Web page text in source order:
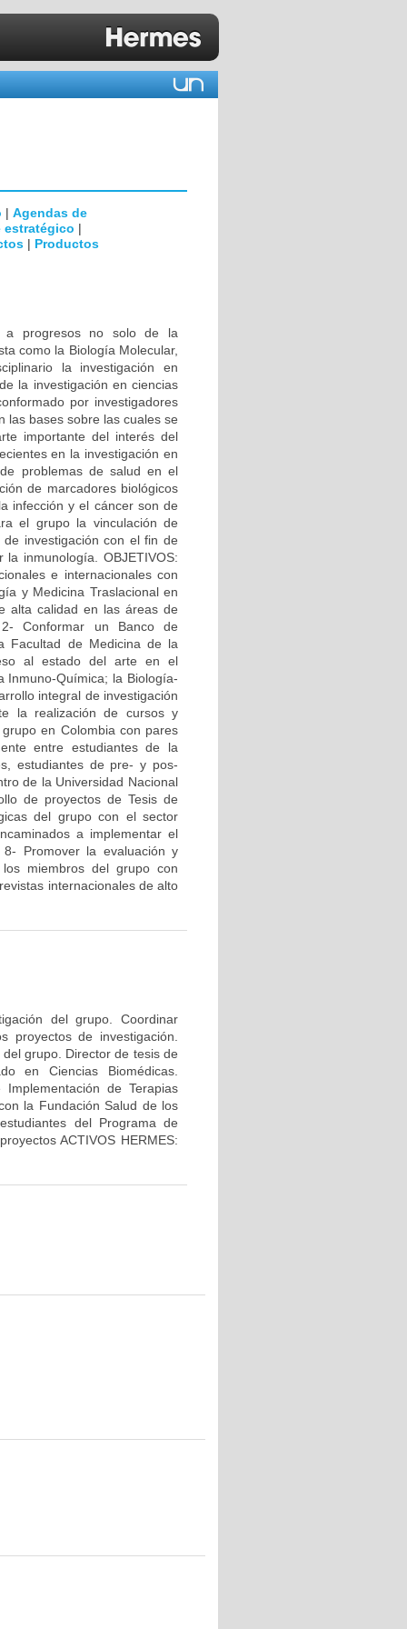
| Agendas de
estratégico |
| Productos
a progresos no solo de la
como la Biología Molecular,
la investigación en
la investigación en ciencias
por investigadores
las bases sobre las cuales se
importante del interés del
en la investigación en
problemas de salud en el
de marcadores biológicos
infección y el cáncer son de
el grupo la vinculación de
investigación con el fin de
inmunología. OBJETIVOS:
e internacionales con
y Medicina Traslacional en
alta calidad en las áreas de
2- Conformar un Banco de
Facultad de Medicina de la
al estado del arte en el
Inmuno-Química; la Biología-
integral de investigación
la realización de cursos y
en Colombia con pares
entre estudiantes de la
estudiantes de pre- y pos-
de la Universidad Nacional
de proyectos de Tesis de
del grupo con el sector
a implementar el
Promover la evaluación y
miembros del grupo con
internacionales de alto
del grupo. Coordinar
proyectos de investigación.
grupo. Director de tesis de
en Ciencias Biomédicas.
de Terapias
la Fundación Salud de los
del Programa de
ACTIVOS HERMES: